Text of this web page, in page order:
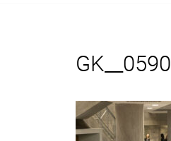
GK__0590